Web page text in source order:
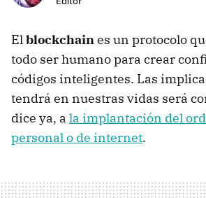
Elblockchaines un protocolo
todo ser humano para crear
códigos inteligentes. Las
tendrá en nuestras vidas será
dice ya, a la implantación del
personal o de internet.